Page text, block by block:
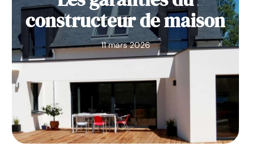
constructeur de maison
11 mars 2026